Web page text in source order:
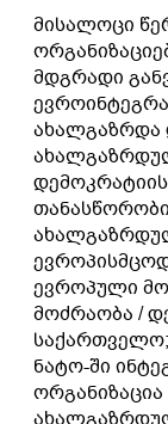
მისალოცი
მდგრადი
ევროპული
მოძრაობა /
ნატო-ში